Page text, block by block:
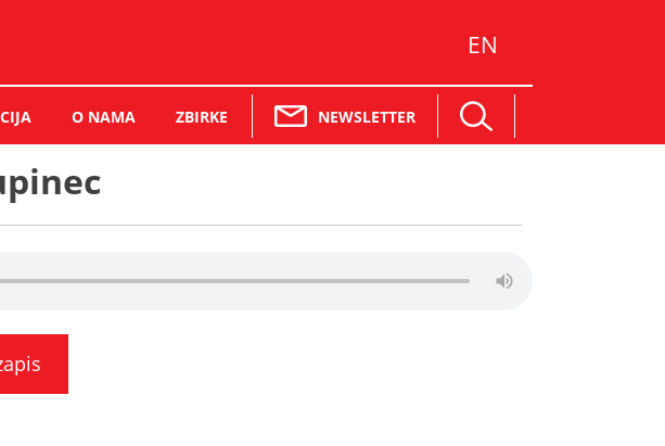
EN
O NAMA ZBIRKE NEWSLETTER